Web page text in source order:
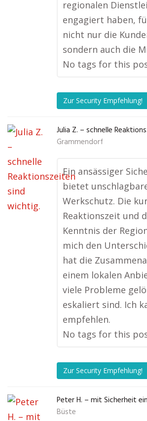
regionalen
engagiert haben,
nicht nur die
sondern auch die
No tags for this
Zur Security Empfehlung!
Julia Z. – schnelle
Grammendorf
Ein ansässiger
bietet
Werkschutz. Die
Reaktionszeit und
Kenntnis der
mich den
hat die
einem lokalen
viele Probleme
eskaliert sind. Ich
empfehlen.
No tags for this
Zur Security Empfehlung!
Peter H. – mit Sicherheit
Büste